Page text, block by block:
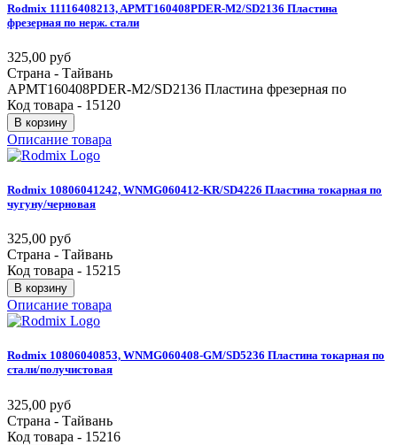
Rodmix 11116408213, APMT160408PDER-М2/SD2136 Пластина
фрезерная по нерж. стали
325,00 руб
Страна - Тайвань
APMT160408PDER-М2/SD2136 Пластина фрезерная по
Код товара - 15120
В корзину
Описание товара
Rodmix 10806041242, WNMG060412-KR/SD4226 Пластина токарная по
чугуну/черновая
325,00 руб
Страна - Тайвань
Код товара - 15215
В корзину
Описание товара
Rodmix 10806040853, WNMG060408-GM/SD5236 Пластина токарная по
стали/получистовая
325,00 руб
Страна - Тайвань
Код товара - 15216